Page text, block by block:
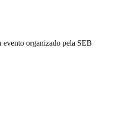
organizado pela SEB